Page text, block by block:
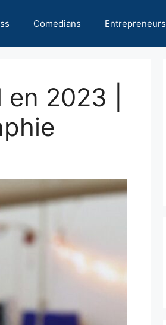
Comedians Entrepreneurs
2023 |